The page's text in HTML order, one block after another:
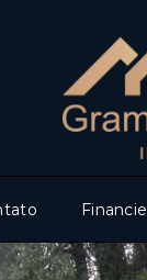
Financie